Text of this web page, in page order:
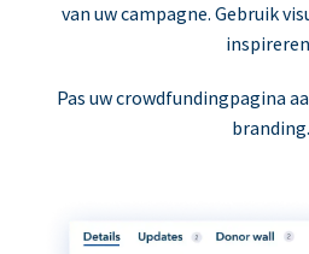
van uw campagne. Gebruik
Pas uw crowdfundingpagina
branding.